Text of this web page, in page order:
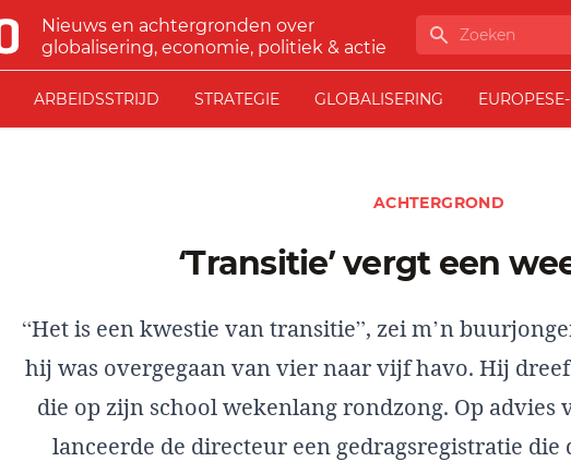
Nieuws en achtergronden over
globalisering, economie, politiek & actie
Zoeken
ARBEIDSSTRIJD STRATEGIE GLOBALISERING
ACHTERGROND
‘Transitie’ vergt een
“Het is een kwestie van transitie”, zei m’n
hij was overgegaan van vier naar vijf havo. Hij
die op zijn school wekenlang rondzong. Op advies
lanceerde de directeur een gedragsregistratie die